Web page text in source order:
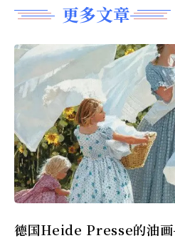
更多文章
德国Heide Presse的油画